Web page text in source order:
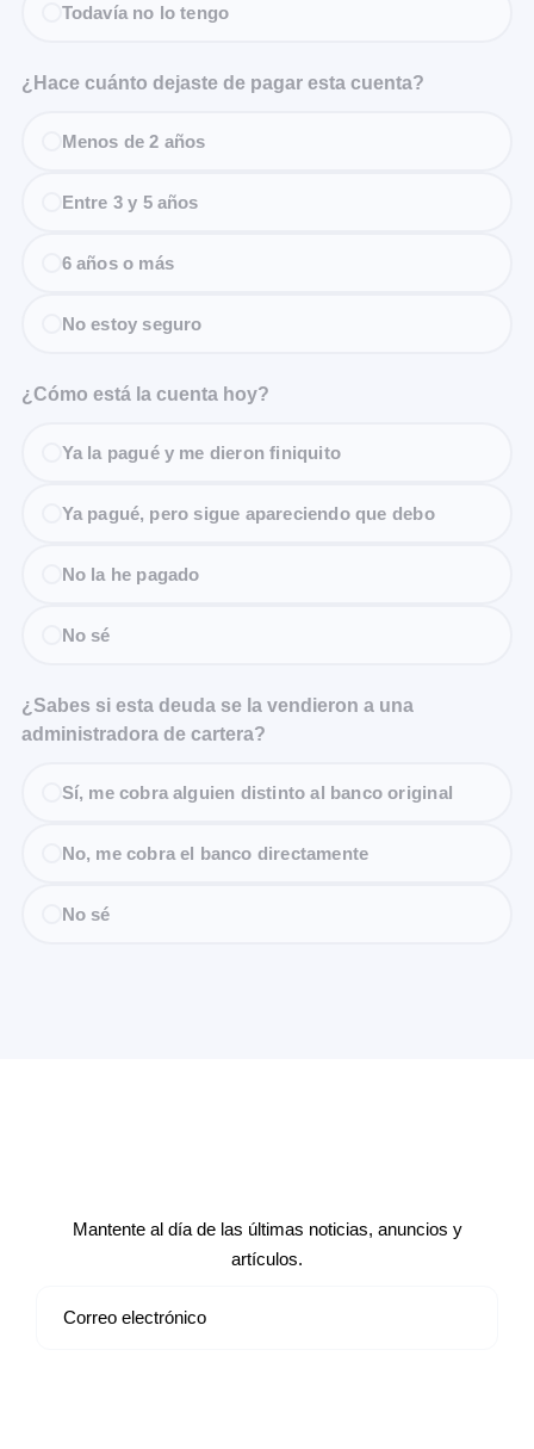
Todavía no lo tengo
¿Hace cuánto dejaste de pagar esta cuenta?
Menos de 2 años
Entre 3 y 5 años
6 años o más
No estoy seguro
¿Cómo está la cuenta hoy?
Ya la pagué y me dieron finiquito
Ya pagué, pero sigue apareciendo que debo
No la he pagado
No sé
¿Sabes si esta deuda se la vendieron a una
administradora de cartera?
Sí, me cobra alguien distinto al banco original
No, me cobra el banco directamente
No sé
Mantente al día de las últimas noticias, anuncios y
artículos.